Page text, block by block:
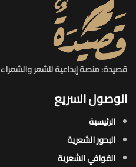
قصيدة: منصة إبداعية للشعر والشعراء
الوصول السريع
الرئيسية
البحور الشعرية​
القوافي الشعرية​